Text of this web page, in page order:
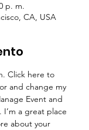
p. m.
CA, USA
Click here to
and change my
Event and
a great place
about your